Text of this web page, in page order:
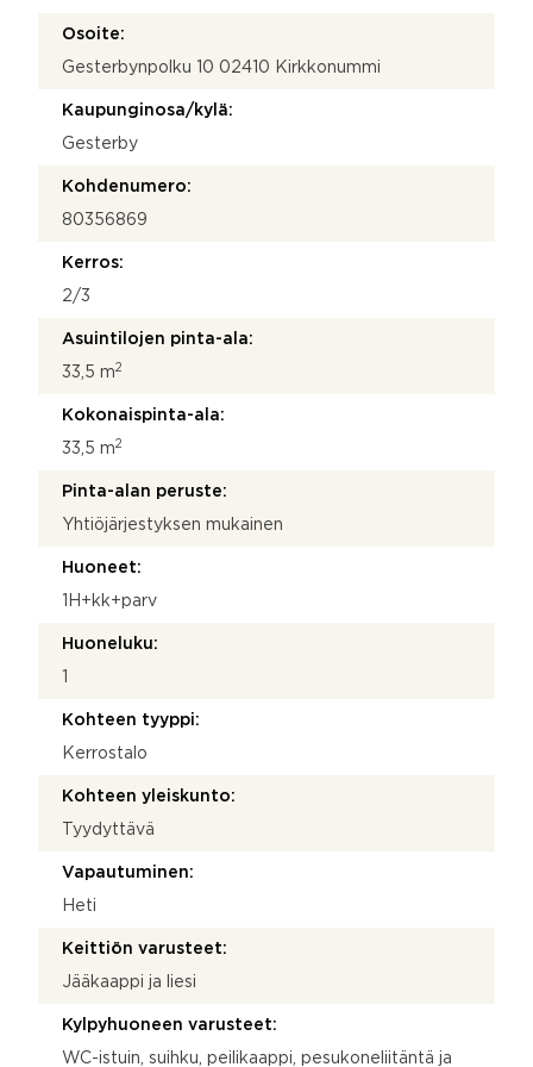
Osoite:
Gesterbynpolku 10 02410 Kirkkonummi
Kaupunginosa/kylä:
Gesterby
Kohdenumero:
80356869
Kerros:
2/3
Asuintilojen pinta-ala:
33,5 m2
Kokonaispinta-ala:
33,5 m2
Pinta-alan peruste:
Yhtiöjärjestyksen mukainen
Huoneet:
1H+kk+parv
Huoneluku:
Kohteen tyyppi:
Kerrostalo
Kohteen yleiskunto:
Tyydyttävä
Vapautuminen:
Heti
Keittiön varusteet:
Jääkaappi ja liesi
Kylpyhuoneen varusteet:
WC-istuin, suihku, peilikaappi, pesukoneliitäntä ja